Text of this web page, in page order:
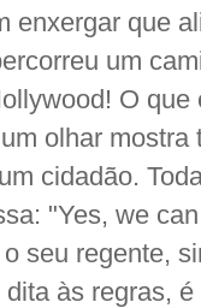
enxergar que
um
O
olhar
cidadão.
"Yes, we
seu regente,
às regras,